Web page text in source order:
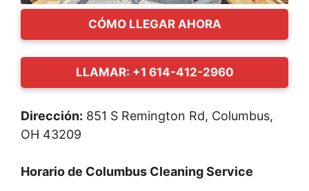
CÓMO LLEGAR AHORA
LLAMAR: +1 614-412-2960
Dirección: 851 S Remington Rd, Columbus,
OH 43209
Horario de Columbus Cleaning Service